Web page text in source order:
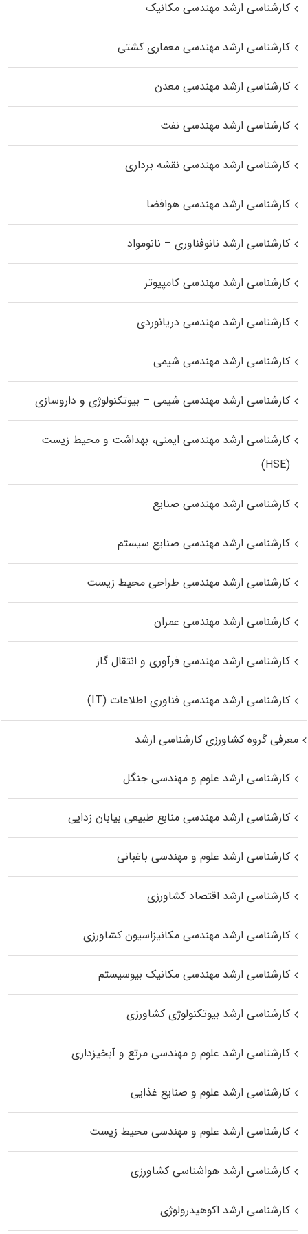
کارشناسی ارشد مهندسی مکانیک
کارشناسی ارشد مهندسی معماری کشتی
کارشناسی ارشد مهندسی معدن
کارشناسی ارشد مهندسی نفت
کارشناسی ارشد مهندسی نقشه برداری
کارشناسی ارشد مهندسی هوافضا
کارشناسی ارشد نانوفناوری – نانومواد
کارشناسی ارشد مهندسی کامپیوتر
کارشناسی ارشد مهندسی دریانوردی
کارشناسی ارشد مهندسی شیمی
کارشناسی ارشد مهندسی شیمی – بیوتکنولوژی و داروسازی
کارشناسی ارشد مهندسی ایمنی، بهداشت و محیط زیست
(HSE)
کارشناسی ارشد مهندسی صنایع
کارشناسی ارشد مهندسی صنایع سیستم
کارشناسی ارشد مهندسی طراحی محیط زیست
کارشناسی ارشد مهندسی عمران
کارشناسی ارشد مهندسی فرآوری و انتقال گاز
کارشناسی ارشد مهندسی فناوری اطلاعات (IT)
معرفی گروه کشاورزی کارشناسی ارشد
کارشناسی ارشد علوم و مهندسی جنگل
کارشناسی ارشد مهندسی منابع طبیعی بیابان زدایی
کارشناسی ارشد علوم و مهندسی باغبانی
کارشناسی ارشد اقتصاد کشاورزی
کارشناسی ارشد مهندسی مکانیزاسیون کشاورزی
کارشناسی ارشد مهندسی مکانیک بیوسیستم
کارشناسی ارشد بیوتکنولوژی کشاورزی
کارشناسی ارشد علوم و مهندسی مرتع و آبخیزداری
کارشناسی ارشد علوم و صنایع غذایی
کارشناسی ارشد علوم و مهندسی محیط زیست
کارشناسی ارشد هواشناسی کشاورزی
کارشناسی ارشد اکوهیدرولوژی